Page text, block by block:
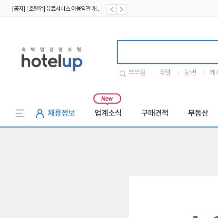
[공지] [호텔업] 유료서비스 이용약관 개정본2 (19.09.02)
부부팀 주말 당번 캐
채용정보 업계소식 구매견적 부동산